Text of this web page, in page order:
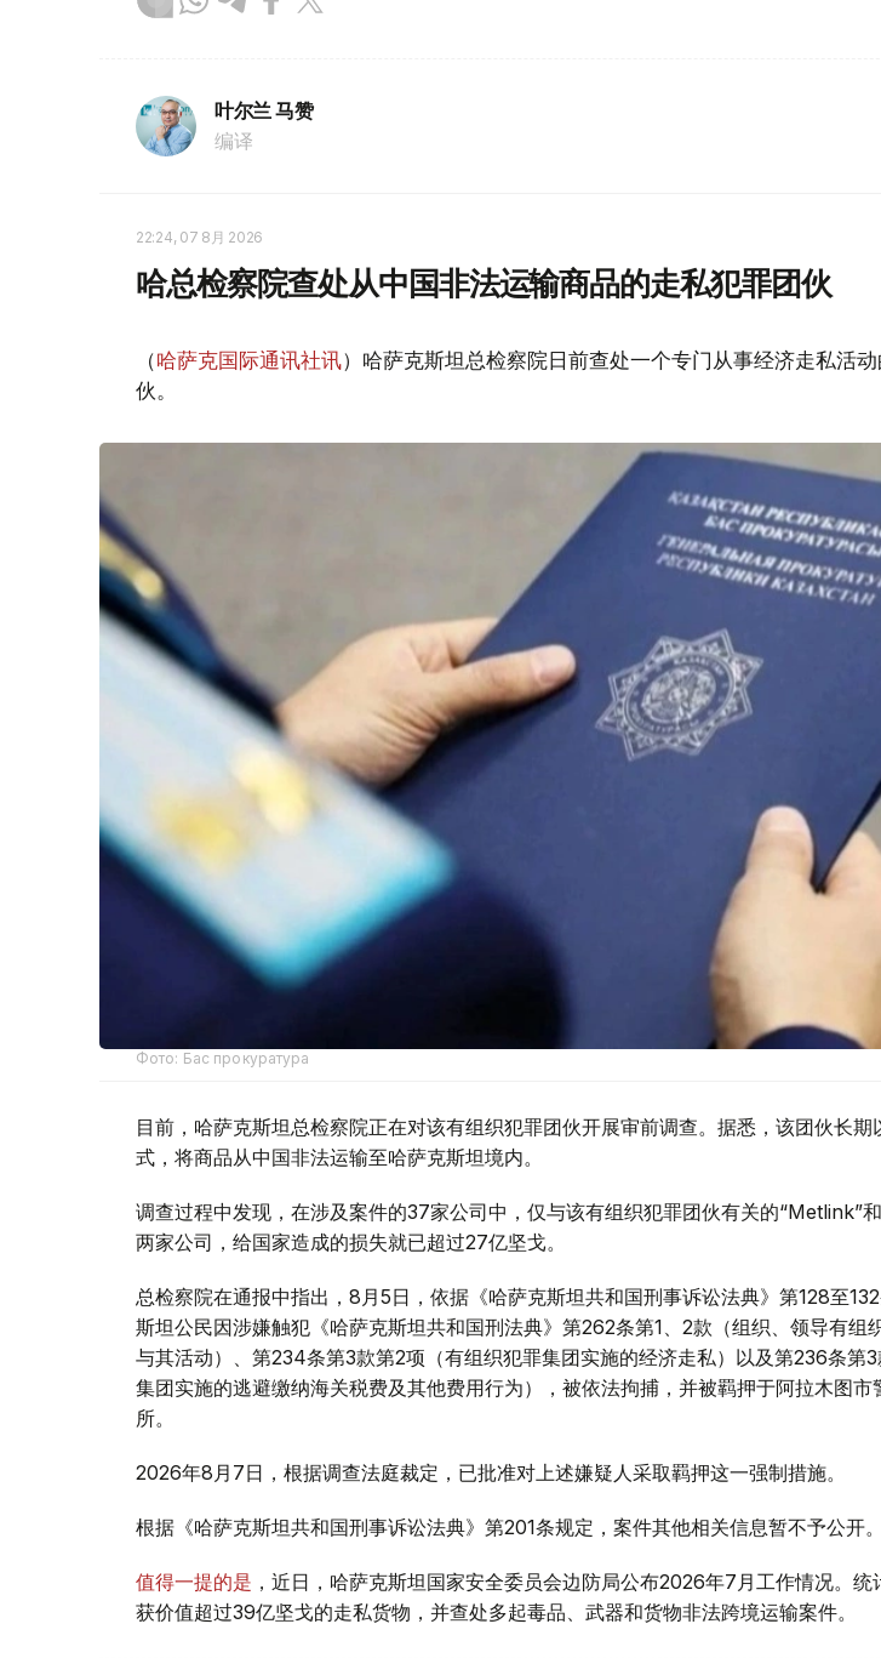
叶尔兰 马赞
编译
22:24, 07 8月 2026
哈总检察院查处从中国非法运输商品的走私犯罪团伙
（哈萨克国际通讯社讯）哈萨克斯坦总检察院日前查处一个专门从事经济走私活
伙。
Фото: Бас прокуратура
目前，哈萨克斯坦总检察院正在对该有组织犯罪团伙开展审前调查。据悉，该团伙长期
式，将商品从中国非法运输至哈萨克斯坦境内。
调查过程中发现，在涉及案件的37家公司中，仅与该有组织犯罪团伙有关的“Metlink”
两家公司，给国家造成的损失就已超过27亿坚戈。
总检察院在通报中指出，8月5日，依据《哈萨克斯坦共和国刑事诉讼法典》第128至
斯坦公民因涉嫌触犯《哈萨克斯坦共和国刑法典》第262条第1、2款（组织、领导有组
与其活动）、第234条第3款第2项（有组织犯罪集团实施的经济走私）以及第236条第
集团实施的逃避缴纳海关税费及其他费用行为），被依法拘捕，并被羁押于阿拉木图市
所。
2026年8月7日，根据调查法庭裁定，已批准对上述嫌疑人采取羁押这一强制措施。
根据《哈萨克斯坦共和国刑事诉讼法典》第201条规定，案件其他相关信息暂不予公开。
值得一提的是 ，近日，哈萨克斯坦国家安全委员会边防局公布2026年7月工作情况。统
获价值超过39亿坚戈的走私货物，并查处多起毒品、武器和货物非法跨境运输案件。